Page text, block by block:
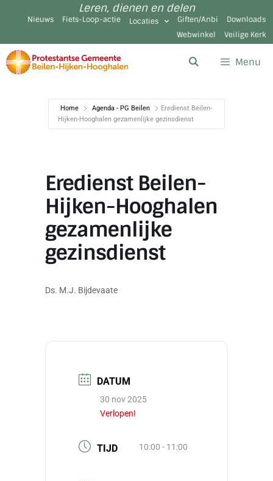
Leren, dienen en delen
Nieuws Fiets-Loop-actie Locaties Giften/Anbi
Downloads
Webwinkel
Veilige Kerk
Menu
Home Agenda - PG Beilen
Eredienst Beilen-
Hijken-Hooghalen gezamenlijke gezinsdienst
Eredienst Beilen-
Hijken-Hooghalen
gezamenlijke
gezinsdienst
Ds. M.J. Bijdevaate
DATUM
30 nov 2025
Verlopen!
TIJD 10:00 - 11:00